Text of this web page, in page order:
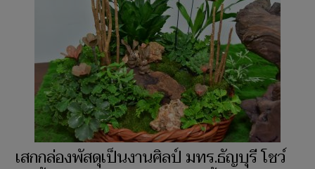
เสกกล่องพัสดุเป็นงานศิลป์ มทร.ธัญบุรี โชว์